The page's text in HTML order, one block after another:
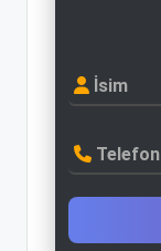
İsim
Telefon